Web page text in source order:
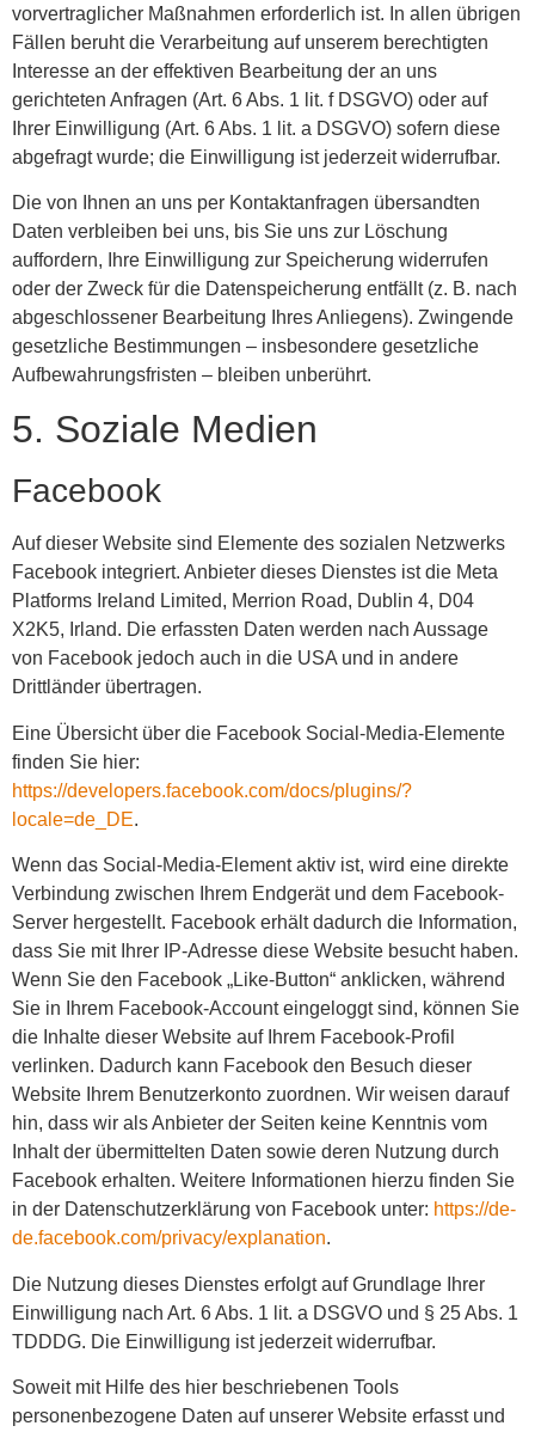
vorvertraglicher Maßnahmen erforderlich ist. In allen übrigen
Fällen beruht die Verarbeitung auf unserem berechtigten
Interesse an der effektiven Bearbeitung der an uns
gerichteten Anfragen (Art. 6 Abs. 1 lit. f DSGVO) oder auf
Ihrer Einwilligung (Art. 6 Abs. 1 lit. a DSGVO) sofern diese
abgefragt wurde; die Einwilligung ist jederzeit widerrufbar.
Die von Ihnen an uns per Kontaktanfragen übersandten
Daten verbleiben bei uns, bis Sie uns zur Löschung
auffordern, Ihre Einwilligung zur Speicherung widerrufen
oder der Zweck für die Datenspeicherung entfällt (z. B. nach
abgeschlossener Bearbeitung Ihres Anliegens). Zwingende
gesetzliche Bestimmungen – insbesondere gesetzliche
Aufbewahrungsfristen – bleiben unberührt.
5. Soziale Medien
Facebook
Auf dieser Website sind Elemente des sozialen Netzwerks
Facebook integriert. Anbieter dieses Dienstes ist die Meta
Platforms Ireland Limited, Merrion Road, Dublin 4, D04
X2K5, Irland. Die erfassten Daten werden nach Aussage
von Facebook jedoch auch in die USA und in andere
Drittländer übertragen.
Eine Übersicht über die Facebook Social-Media-Elemente
finden Sie hier:
https://developers.facebook.com/docs/plugins/?
locale=de_DE.
Wenn das Social-Media-Element aktiv ist, wird eine direkte
Verbindung zwischen Ihrem Endgerät und dem Facebook-
Server hergestellt. Facebook erhält dadurch die Information,
dass Sie mit Ihrer IP-Adresse diese Website besucht haben.
Wenn Sie den Facebook „Like-Button“ anklicken, während
Sie in Ihrem Facebook-Account eingeloggt sind, können Sie
die Inhalte dieser Website auf Ihrem Facebook-Profil
verlinken. Dadurch kann Facebook den Besuch dieser
Website Ihrem Benutzerkonto zuordnen. Wir weisen darauf
hin, dass wir als Anbieter der Seiten keine Kenntnis vom
Inhalt der übermittelten Daten sowie deren Nutzung durch
Facebook erhalten. Weitere Informationen hierzu finden Sie
in der Datenschutzerklärung von Facebook unter: https://de-
de.facebook.com/privacy/explanation.
Die Nutzung dieses Dienstes erfolgt auf Grundlage Ihrer
Einwilligung nach Art. 6 Abs. 1 lit. a DSGVO und § 25 Abs. 1
TDDDG. Die Einwilligung ist jederzeit widerrufbar.
Soweit mit Hilfe des hier beschriebenen Tools
personenbezogene Daten auf unserer Website erfasst und